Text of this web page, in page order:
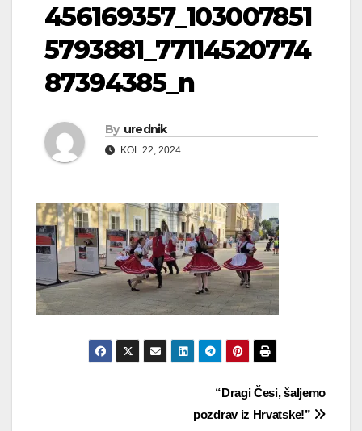
456169357_103007851
5793881_77114520774
87394385_n
By urednik
KOL 22, 2024
“Dragi Česi, šaljemo
pozdrav iz Hrvatske!”